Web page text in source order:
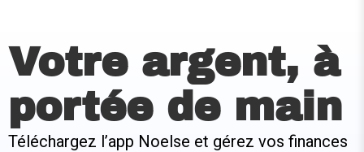
Votre argent, à
portée de main
Téléchargez l’app Noelse et gérez vos finances